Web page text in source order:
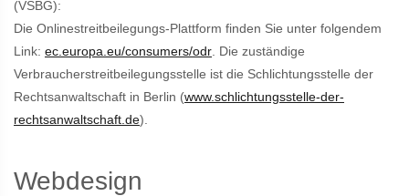
(VSBG):
Die Onlinestreitbeilegungs-Plattform finden Sie unter folgendem
Link: ec.europa.eu/consumers/odr . Die zuständige
Verbraucherstreitbeilegungsstelle ist die Schlichtungsstelle der
Rechtsanwaltschaft in Berlin (www.schlichtungsstelle-der-
rechtsanwaltschaft.de).
Webdesign